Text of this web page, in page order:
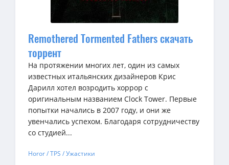
Remothered Tormented Fathers скачать
торрент
На протяжении многих лет, один из самых
известных итальянских дизайнеров Крис
Дарилл хотел возродить хоррор с
оригинальным названием Clock Tower. Первые
попытки начались в 2007 году, и они же
увенчались успехом. Благодаря сотрудничеству
со студией...
Horor / TPS / Ужастики